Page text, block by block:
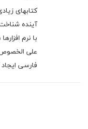
کتابهای
آینده
با نرم
علی الخصوص
فارسی ایجاد